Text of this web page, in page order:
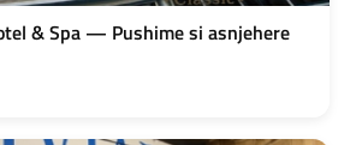
& Spa — Pushime si asnjehere